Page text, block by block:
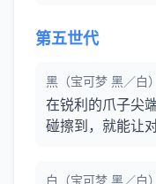
第五世代
黑（宝可梦 黑／白）
在锐利的爪子尖
碰擦到，就能让
白（宝可梦 黑／白）